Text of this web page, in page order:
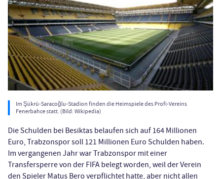
Im Şükrü-Saracoğlu-Stadion finden die Heimspiele des Profi-Vereins
Fenerbahce statt. (Bild: Wikipedia)
Die Schulden bei Besiktas belaufen sich auf 164 Millionen
Euro, Trabzonspor soll 121 Millionen Euro Schulden haben.
Im vergangenen Jahr war Trabzonspor mit einer
Transfersperre von der FIFA belegt worden, weil der Verein
den Spieler Matus Bero verpflichtet hatte, aber nicht allen